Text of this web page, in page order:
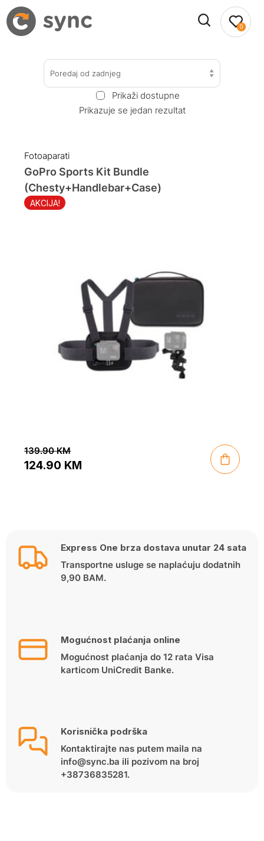
0
Poredaj od zadnjeg
Prikaži dostupne
Prikazuje se jedan rezultat
Fotoaparati
AKCIJA!
GoPro Sports Kit Bundle
(Chesty+Handlebar+Case)
139.90KM
124.90 KM
Express One brza dostava unutar 24 sata
Transportne usluge se naplaćuju dodatnih
9,90 BAM.
Mogućnost plaćanja online
Mogućnost plaćanja do 12 rata Visa
karticom UniCredit Banke.
Korisnička podrška
Kontaktirajte nas putem maila na
info@sync.ba ili pozivom na broj
+38736835281.